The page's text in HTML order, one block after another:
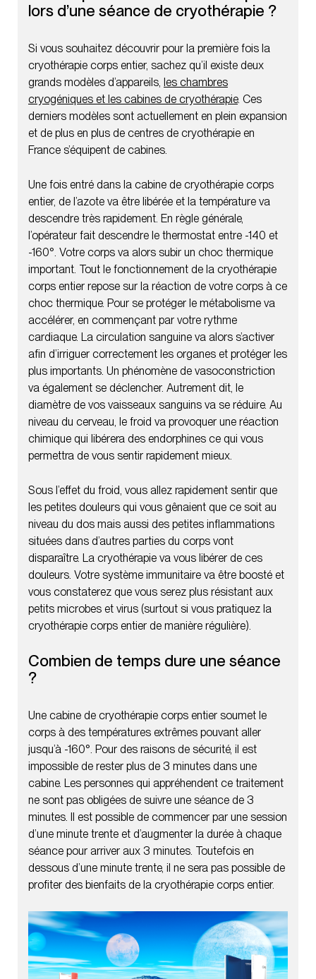
lors d’une séance de cryothérapie ?
Si vous souhaitez découvrir pour la première fois la
cryothérapie corps entier, sachez qu’il existe deux
grands modèles d’appareils, les chambres
cryogéniques et les cabines de cryothérapie. Ces
derniers modèles sont actuellement en plein expansion
et de plus en plus de centres de cryothérapie en
France s’équipent de cabines.
Une fois entré dans la cabine de cryothérapie corps
entier, de l’azote va être libérée et la température va
descendre très rapidement. En règle générale,
l’opérateur fait descendre le thermostat entre -140 et
-160°. Votre corps va alors subir un choc thermique
important. Tout le fonctionnement de la cryothérapie
corps entier repose sur la réaction de votre corps à ce
choc thermique. Pour se protéger le métabolisme va
accélérer, en commençant par votre rythme
cardiaque. La circulation sanguine va alors s’activer
afin d’irriguer correctement les organes et protéger les
plus importants. Un phénomène de vasoconstriction
va également se déclencher. Autrement dit, le
diamètre de vos vaisseaux sanguins va se réduire. Au
niveau du cerveau, le froid va provoquer une réaction
chimique qui libérera des endorphines ce qui vous
permettra de vous sentir rapidement mieux.
Sous l’effet du froid, vous allez rapidement sentir que
les petites douleurs qui vous gênaient que ce soit au
niveau du dos mais aussi des petites inflammations
situées dans d’autres parties du corps vont
disparaître. La cryothérapie va vous libérer de ces
douleurs. Votre système immunitaire va être boosté et
vous constaterez que vous serez plus résistant aux
petits microbes et virus (surtout si vous pratiquez la
cryothérapie corps entier de manière régulière).
Combien de temps dure une séance
?
Une cabine de cryothérapie corps entier soumet le
corps à des températures extrêmes pouvant aller
jusqu’à -160°. Pour des raisons de sécurité, il est
impossible de rester plus de 3 minutes dans une
cabine. Les personnes qui appréhendent ce traitement
ne sont pas obligées de suivre une séance de 3
minutes. Il est possible de commencer par une session
d’une minute trente et d’augmenter la durée à chaque
séance pour arriver aux 3 minutes. Toutefois en
dessous d’une minute trente, il ne sera pas possible de
profiter des bienfaits de la cryothérapie corps entier.